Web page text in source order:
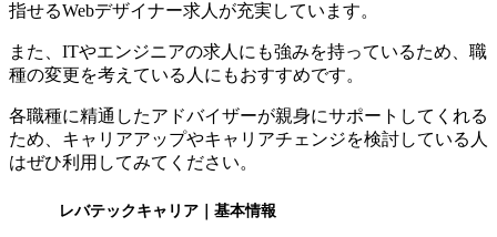
指せるWebデザイナー求人が充実しています。
また、 ITやエンジニアの求人にも強みを持っているため、職
種の変更を考えている人にもおすすめです。
各職種に精通したアドバイザーが親身にサポートしてくれる
ため、キャリアアップやキャリアチェンジを検討している人
はぜひ利用してみてください。
レバテックキャリア｜基本情報